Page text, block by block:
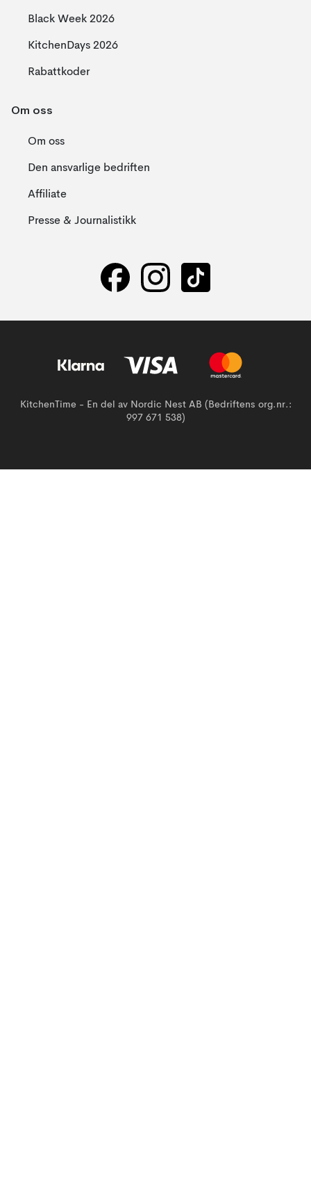
Black Week 2026
KitchenDays 2026
Rabattkoder
Om oss
Om oss
Den ansvarlige bedriften
Affiliate
Presse & Journalistikk
KitchenTime - En del av Nordic Nest AB (Bedriftens org.nr.:
997 671 538)